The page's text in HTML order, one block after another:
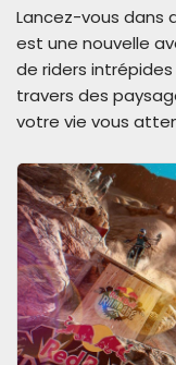
Lancez-vous dans
est une nouvelle
de riders
travers des
votre vie vous